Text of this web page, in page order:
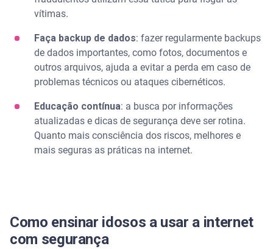
vítimas.
Faça backup de dados: fazer regularmente backups
de dados importantes, como fotos, documentos e
outros arquivos, ajuda a evitar a perda em caso de
problemas técnicos ou ataques cibernéticos.
Educação contínua: a busca por informações
atualizadas e dicas de segurança deve ser rotina.
Quanto mais consciência dos riscos, melhores e
mais seguras as práticas na internet.
Como ensinar idosos a usar a internet
com segurança